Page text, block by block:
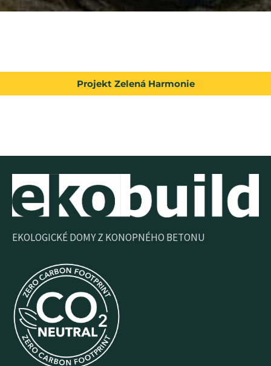
Projekt Zelená Harmonie
EKOLOGICKÉ DOMY Z KONOPNÉHO BETONU